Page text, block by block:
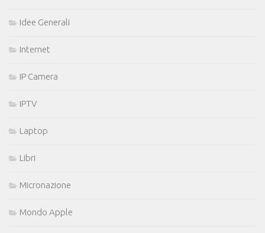
Idee Generali
Internet
IP Camera
IPTV
Laptop
Libri
Micronazione
Mondo Apple